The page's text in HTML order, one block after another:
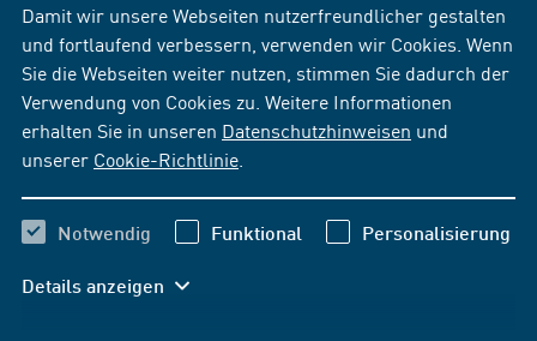
Damit wir unsere Webseiten nutzerfreundlicher gestalten
und fortlaufend verbessern, verwenden wir Cookies. Wenn
Sie die Webseiten weiter nutzen, stimmen Sie dadurch der
Verwendung von Cookies zu. Weitere Informationen
erhalten Sie in unseren Datenschutzhinweisen und
unserer Cookie-Richtlinie
Notwendig Funktional Personalisierung
Details anzeigen